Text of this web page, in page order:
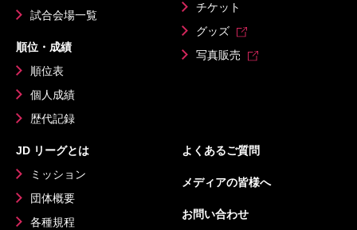
試合会場一覧
順位・成績
順位表
個人成績
歴代記録
チケット
グッズ
写真販売
JD リーグとは
ミッション
団体概要
各種規程
よくあるご質問
メディアの皆様へ
お問い合わせ